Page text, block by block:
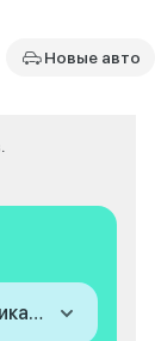
Новые авто
Модификация